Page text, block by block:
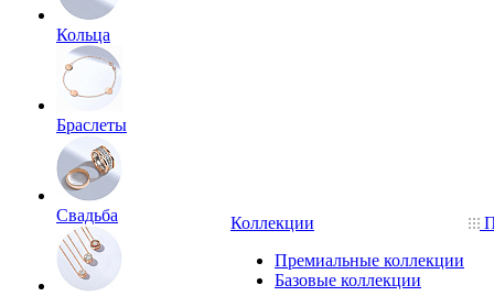
Кольца
Браслеты
Свадьба
Коллекции
Премиальные коллекции
Базовые коллекции